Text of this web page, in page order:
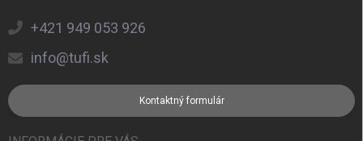
+421 949 053 926
info@tufi.sk
Kontaktný formulár